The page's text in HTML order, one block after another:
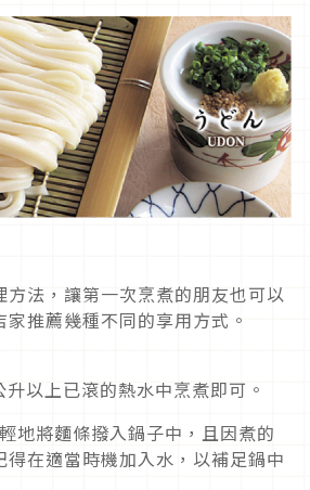
方法，讓第一次烹煮的朋友也可以
推薦幾種不同的享用方式。
以上已滾的熱水中烹煮即可。
地將麵條撥入鍋子中，且因煮的
在適當時機加入水，以補足鍋中